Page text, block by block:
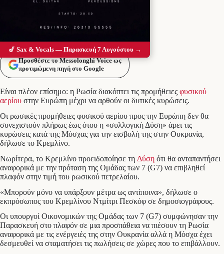
Προσθέστε το Messolonghi Voice ως
προτιμώμενη πηγή στο Google
Είναι πλέον επίσημο: η Ρωσία διακόπτει τις προμήθειες φυσικού
αερίου στην Ευρώπη μέχρι να αρθούν οι δυτικές κυρώσεις.
Οι ρωσικές προμήθειες φυσικού αερίου προς την Ευρώπη δεν θα
συνεχιστούν πλήρως έως ότου η «συλλογική Δύση» άρει τις
κυρώσεις κατά της Μόσχας για την εισβολή της στην Ουκρανία,
δήλωσε το Κρεμλίνο.
Νωρίτερα, το Κρεμλίνο προειδοποίησε τη Δύση ότι θα ανταπαντήσει
αναφορικά με την πρόταση της Ομάδας των 7 (G7) να επιβληθεί
πλαφόν στην τιμή του ρωσικού πετρελαίου.
«Μπορούν μόνο να υπάρξουν μέτρα ως αντίποινα», δήλωσε ο
εκπρόσωπος του Κρεμλίνου Ντμίτρι Πεσκόφ σε δημοσιογράφους.
Οι υπουργοί Οικονομικών της Ομάδας των 7 (G7) συμφώνησαν την
Παρασκευή στο πλαφόν σε μια προσπάθεια να πιέσουν τη Ρωσία
αναφορικά με τις ενέργειές της στην Ουκρανία αλλά η Μόσχα έχει
δεσμευθεί να σταματήσει τις πωλήσεις σε χώρες που το επιβάλλουν.
🎷 Sax & Vocals — Παρασκευή 7 Αυγούστου →